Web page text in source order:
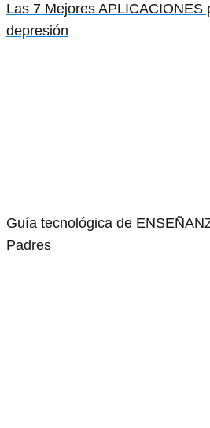
Las 7 Mejores APLICACIONES
depresión
Guía tecnológica de
Padres